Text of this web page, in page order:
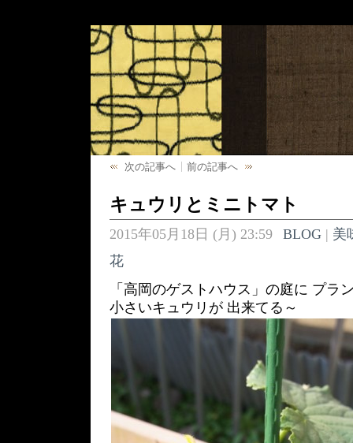
次の記事へ 前の記事へ
キュウリとミニトマト
2015年05月18日 (月) 23:59 BLOG| 美
花
「高岡のゲストハウス」の庭に プラ
小さいキュウリが 出来てる～